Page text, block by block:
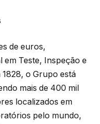
de euros,
em Teste, Inspeção e
o Grupo está
mais de 400 mil
localizados em
pelo mundo,